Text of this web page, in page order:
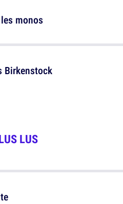
monos
Birkenstock
LUS